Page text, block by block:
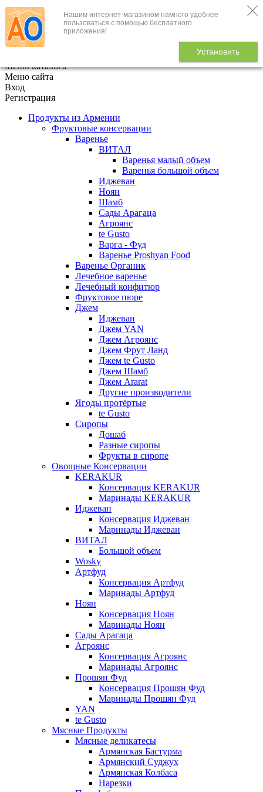
Нашим интернет-магазином намного удобнее
пользоваться с помощью бесплатного
приложения!
Установить
+7 (495) 646-888-1
В корзине
Меню каталога
Меню сайта
Вход
Регистрация
Продукты из Армении
Фруктовые консервации
Варенье
ВИТАЛ
Варенья малый объем
Варенья большой объем
Иджеван
Ноян
Шамб
Сады Арагаца
Агроянс
te Gusto
Варга - Фуд
Варенье Proshyan Food
Варенье Органик
Лечебное варенье
Лечебный конфитюр
Фруктовое пюре
Джем
Иджеван
Джем YAN
Джем Агроянс
Джем Фрут Ланд
Джем te Gusto
Джем Шамб
Джем Ararat
Другие производители
Ягоды протёртые
te Gusto
Сиропы
Дошаб
Разные сиропы
Фрукты в сиропе
Овощные Консервации
KERAKUR
Консервация KERAKUR
Маринады KERAKUR
Иджеван
Консервация Иджеван
Маринады Иджеван
ВИТАЛ
Большой объем
Wosky
Артфуд
Консервация Артфуд
Маринады Артфуд
Ноян
Консервация Ноян
Маринады Ноян
Сады Арагаца
Агроянс
Консервация Агроянс
Маринады Агроянс
Прошян Фуд
Консервация Прошян Фуд
Маринады Прошян Фуд
YAN
te Gusto
Мясные Продукты
Мясные деликатесы
Армянская Бастурма
Армянский Суджух
Армянская Колбаса
Нарезки